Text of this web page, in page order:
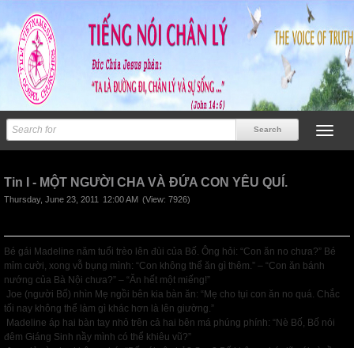
Tin I - MỘT NGƯỜI CHA VÀ ĐỨA CON YÊU QUÍ.
Thursday, June 23, 2011 12:00 AM (View: 7926)
Bé gái Madeline năm tuổi trèo lên đùi của Bố. Ông hỏi: “Con ăn no chưa?” Bé
mỉm cười, xong vỗ bụng mình: “Con không thể ăn gì thêm.” – “Con ăn bánh
nướng của Bà Nội chưa?” – “Ăn hết một miếng!”
Joe (người Bố) nhìn Mẹ ngồi bên kia bàn ăn: “Mẹ cho tụi con ăn no quá. Chắc
tối nay không thể làm gì khác hơn là lên giường.”
Madeline áp hai bàn tay nhỏ trên cả hai bên má phúng phính: “Nè Bố, Bố nói
đêm Giáng Sinh nầy mình có thể khiêu vũ?”